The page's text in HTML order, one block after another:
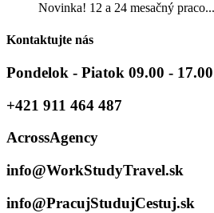
Novinka! 12 a 24 mesačný praco...
Kontaktujte nás
Pondelok - Piatok 09.00 - 17.00
+421 911 464 487
AcrossAgency
info@WorkStudyTravel.sk
info@PracujStudujCestuj.sk